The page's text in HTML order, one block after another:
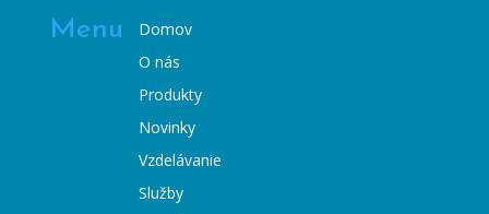
Menu
Domov
O nás
Produkty
Novinky
Vzdelávanie
Služby